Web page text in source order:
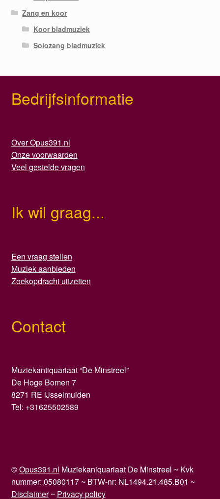
Zang en koor
Koor bladmuziek
Solozang bladmuziek
Bedrijfsinformatie
Over Opus391.nl
Onze voorwaarden
Veel gestelde vragen
Ik wil graag...
Een vraag stellen
Muziek aanbieden
Zoekopdracht uitzetten
Contact
Muziekantiquariaat “De Minstreel”
De Hoge Bomen 7
8271 RE IJsselmuiden
Tel: +31625502589
©Opus391.nl Muziekaniquariaat De Minstreel ~ Kvk
nummer: 05080117 ~ BTW-nr: NL1494.21.485.B01 ~
Disclaimer~ Privacy policy